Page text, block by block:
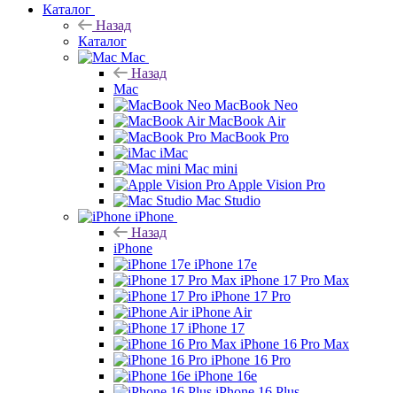
Каталог
Назад
Каталог
Mac
Назад
Mac
MacBook Neo
MacBook Air
MacBook Pro
iMac
Mac mini
Apple Vision Pro
Mac Studio
iPhone
Назад
iPhone
iPhone 17e
iPhone 17 Pro Max
iPhone 17 Pro
iPhone Air
iPhone 17
iPhone 16 Pro Max
iPhone 16 Pro
iPhone 16e